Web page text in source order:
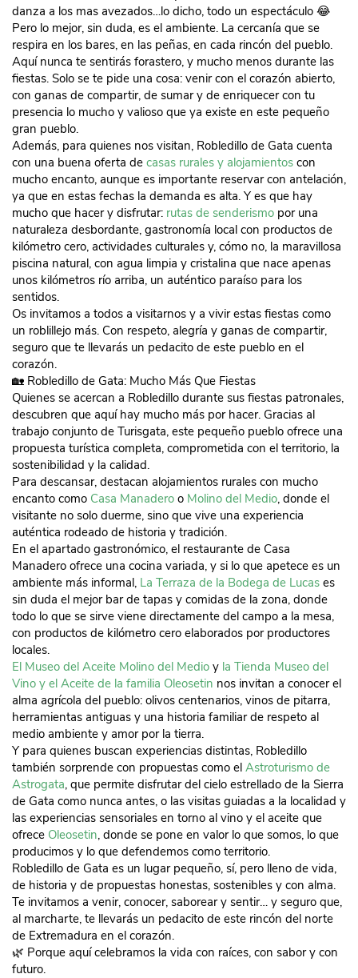
danza a los mas avezados…lo dicho, todo un espectáculo 😂
Pero lo mejor, sin duda, es el ambiente. La cercanía que se
respira en los bares, en las peñas, en cada rincón del pueblo.
Aquí nunca te sentirás forastero, y mucho menos durante las
fiestas. Solo se te pide una cosa: venir con el corazón abierto,
con ganas de compartir, de sumar y de enriquecer con tu
presencia lo mucho y valioso que ya existe en este pequeño
gran pueblo.
Además, para quienes nos visitan, Robledillo de Gata cuenta
con una buena oferta de casas rurales y alojamientos con
mucho encanto, aunque es importante reservar con antelación,
ya que en estas fechas la demanda es alta. Y es que hay
mucho que hacer y disfrutar: rutas de senderismo por una
naturaleza desbordante, gastronomía local con productos de
kilómetro cero, actividades culturales y, cómo no, la maravillosa
piscina natural, con agua limpia y cristalina que nace apenas
unos kilómetros río arriba, un auténtico paraíso para los
sentidos.
Os invitamos a todos a visitarnos y a vivir estas fiestas como
un roblillejo más. Con respeto, alegría y ganas de compartir,
seguro que te llevarás un pedacito de este pueblo en el
corazón.
🏡 Robledillo de Gata: Mucho Más Que Fiestas
Quienes se acercan a Robledillo durante sus fiestas patronales,
descubren que aquí hay mucho más por hacer. Gracias al
trabajo conjunto de Turisgata, este pequeño pueblo ofrece una
propuesta turística completa, comprometida con el territorio, la
sostenibilidad y la calidad.
Para descansar, destacan alojamientos rurales con mucho
encanto como Casa Manadero o Molino del Medio, donde el
visitante no solo duerme, sino que vive una experiencia
auténtica rodeado de historia y tradición.
En el apartado gastronómico, el restaurante de Casa
Manadero ofrece una cocina variada, y si lo que apetece es un
ambiente más informal, La Terraza de la Bodega de Lucas es
sin duda el mejor bar de tapas y comidas de la zona, donde
todo lo que se sirve viene directamente del campo a la mesa,
con productos de kilómetro cero elaborados por productores
locales.
El Museo del Aceite Molino del Medio y la Tienda Museo del
Vino y el Aceite de la familia Oleosetin nos invitan a conocer el
alma agrícola del pueblo: olivos centenarios, vinos de pitarra,
herramientas antiguas y una historia familiar de respeto al
medio ambiente y amor por la tierra.
Y para quienes buscan experiencias distintas, Robledillo
también sorprende con propuestas como el Astroturismo de
Astrogata, que permite disfrutar del cielo estrellado de la Sierra
de Gata como nunca antes, o las visitas guiadas a la localidad y
las experiencias sensoriales en torno al vino y el aceite que
ofrece Oleosetin, donde se pone en valor lo que somos, lo que
producimos y lo que defendemos como territorio.
Robledillo de Gata es un lugar pequeño, sí, pero lleno de vida,
de historia y de propuestas honestas, sostenibles y con alma.
Te invitamos a venir, conocer, saborear y sentir… y seguro que,
al marcharte, te llevarás un pedacito de este rincón del norte
de Extremadura en el corazón.
🌿 Porque aquí celebramos la vida con raíces, con sabor y con
futuro.